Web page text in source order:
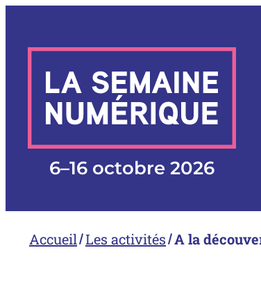
contenu
6–16 octobre 2026
Accueil Les activités A la